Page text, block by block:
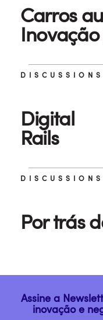
Carros
DISCUSSIONS
Digital
Rails
DISCUSSIONS
Por trás
Assine a
inovação e